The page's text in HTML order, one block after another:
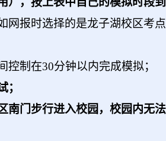
报时选择的是龙子湖校区考
制在30分钟以内完成模拟；
；
门步行进入校园，校园内无